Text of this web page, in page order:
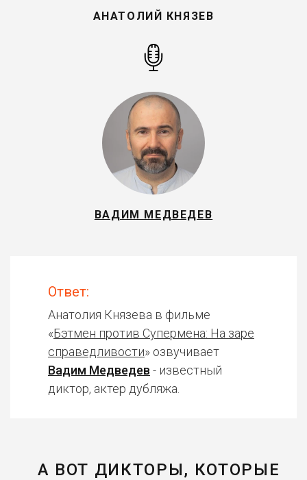
АНАТОЛИЙ КНЯЗЕВ
ВАДИМ МЕДВЕДЕВ
Ответ:
Анатолия Князева в фильме
«Бэтмен против Супермена: На заре
справедливости» озвучивает
Вадим Медведев - известный
диктор, актер дубляжа.
А ВОТ ДИКТОРЫ, КОТОРЫЕ